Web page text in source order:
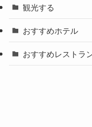
観光する
おすすめホテル
おすすめレストラ